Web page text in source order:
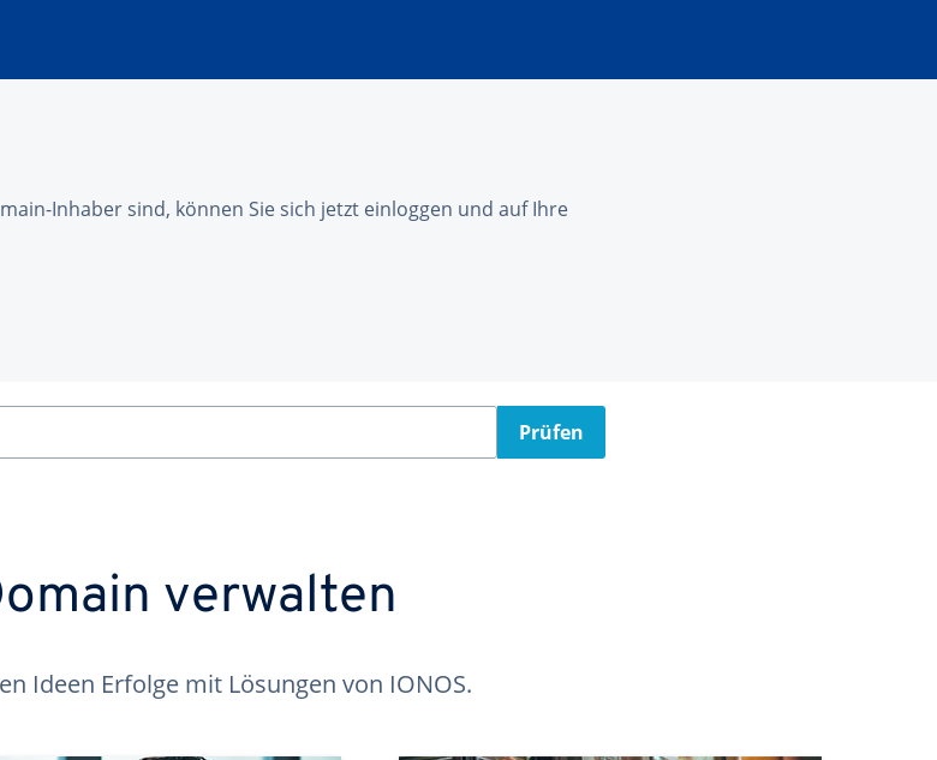
Inhaber sind, können Sie sich jetzt einloggen und auf Ihre
Prüfen
verwalten
Ideen Erfolge mit Lösungen von IONOS.